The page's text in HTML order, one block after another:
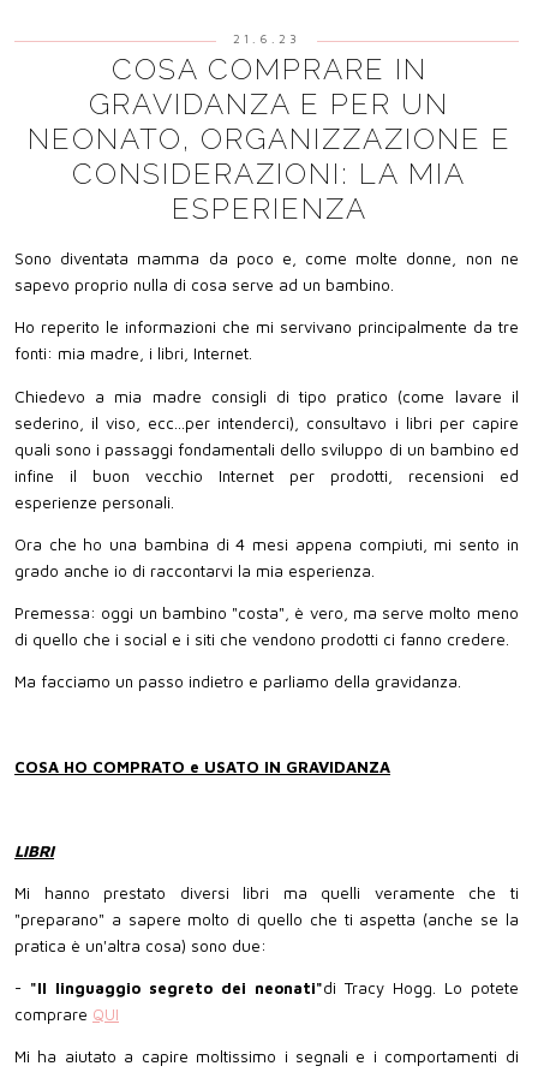
21.6.23
COSA COMPRARE IN
GRAVIDANZA E PER UN
NEONATO, ORGANIZZAZIONE E
CONSIDERAZIONI: LA MIA
ESPERIENZA
Sono diventata mamma da poco e, come molte donne, non ne
sapevo proprio nulla di cosa serve ad un bambino.
Ho reperito le informazioni che mi servivano principalmente da tre
fonti: mia madre, i libri, Internet.
Chiedevo a mia madre consigli di tipo pratico (come lavare il
sederino, il viso, ecc...per intenderci), consultavo i libri per capire
quali sono i passaggi fondamentali dello sviluppo di un bambino ed
infine il buon vecchio Internet per prodotti, recensioni ed
esperienze personali.
Ora che ho una bambina di 4 mesi appena compiuti, mi sento in
grado anche io di raccontarvi la mia esperienza.
Premessa: oggi un bambino "costa", è vero, ma serve molto meno
di quello che i social e i siti che vendono prodotti ci fanno credere.
Ma facciamo un passo indietro e parliamo della gravidanza.
COSA HO COMPRATO e USATO IN GRAVIDANZA
LIBRI
Mi hanno prestato diversi libri ma quelli veramente che ti
"preparano" a sapere molto di quello che ti aspetta (anche se la
pratica è un'altra cosa) sono due:
- "Il linguaggio segreto dei neonati"di Tracy Hogg. Lo potete
comprare QUI
Mi ha aiutato a capire moltissimo i segnali e i comportamenti di